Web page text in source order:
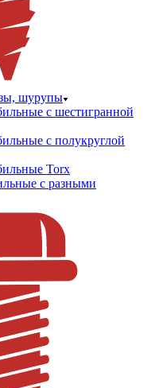
шурупы
с шестигранной
с полукруглой
Torx
с разными